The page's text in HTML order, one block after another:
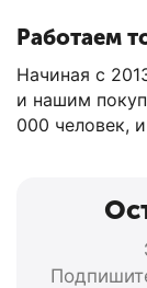
Работаем
Начиная с
и нашим
000 человек,